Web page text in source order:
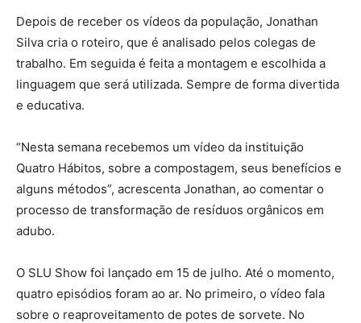
Depois de receber os vídeos da população, Jonathan
Silva cria o roteiro, que é analisado pelos colegas de
trabalho. Em seguida é feita a montagem e escolhida a
linguagem que será utilizada. Sempre de forma divertida
e educativa.
“Nesta semana recebemos um vídeo da instituição
Quatro Hábitos, sobre a compostagem, seus benefícios e
alguns métodos”, acrescenta Jonathan, ao comentar o
processo de transformação de resíduos orgânicos em
adubo.
O SLU Show foi lançado em 15 de julho. Até o momento,
quatro episódios foram ao ar. No primeiro, o vídeo fala
sobre o reaproveitamento de potes de sorvete. No